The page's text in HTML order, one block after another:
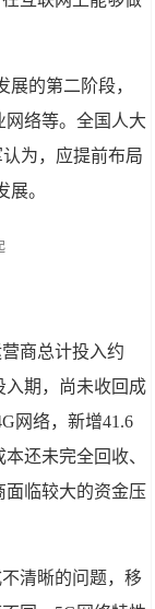
展的第二阶段，
网络等。全国人大
为，应提前布局
。
商总计投入约
入期，尚未收回成
网络，新增41.6
还未完全回收、
面临较大的资金压
清晰的问题，移